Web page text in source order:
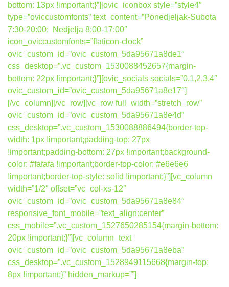
bottom: 13px !important;}”][ovic_iconbox style=”style4″
type=”oviccustomfonts” text_content=”Ponedjeljak-Subota
7:30-20:00; Nedjelja 8:00-17:00″
icon_oviccustomfonts=”flaticon-clock”
ovic_custom_id=”ovic_custom_5da95671a8de1″
css_desktop=”.vc_custom_1530088452657{margin-
bottom: 22px !important;}”][ovic_socials socials=”0,1,2,3,4″
ovic_custom_id=”ovic_custom_5da95671a8e17″]
[/vc_column][/vc_row][vc_row full_width=”stretch_row”
ovic_custom_id=”ovic_custom_5da95671a8e4d”
css_desktop=”.vc_custom_1530088886494{border-top-
width: 1px !important;padding-top: 27px
!important;padding-bottom: 27px !important;background-
color: #fafafa !important;border-top-color: #e6e6e6
!important;border-top-style: solid !important;}”][vc_column
width=”1/2″ offset=”vc_col-xs-12″
ovic_custom_id=”ovic_custom_5da95671a8e84″
responsive_font_mobile=”text_align:center”
css_mobile=”.vc_custom_1527650285154{margin-bottom:
20px !important;}”][vc_column_text
ovic_custom_id=”ovic_custom_5da95671a8eba”
css_desktop=”.vc_custom_1528949115668{margin-top:
8px !important;}” hidden_markup=””]